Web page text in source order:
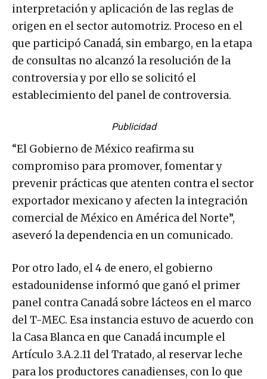
interpretación y aplicación de las reglas de
origen en el sector automotriz. Proceso en el
que participó Canadá, sin embargo, en la etapa
de consultas no alcanzó la resolución de la
controversia y por ello se solicitó el
establecimiento del panel de controversia.
Publicidad
“El Gobierno de México reafirma su
compromiso para promover, fomentar y
prevenir prácticas que atenten contra el sector
exportador mexicano y afecten la integración
comercial de México en América del Norte”,
aseveró la dependencia en un comunicado.
Por otro lado, el 4 de enero, el gobierno
estadounidense informó que ganó el primer
panel contra Canadá sobre lácteos en el marco
del T-MEC. Esa instancia estuvo de acuerdo con
la Casa Blanca en que Canadá incumple el
Artículo 3.A.2.11 del Tratado, al reservar leche
para los productores canadienses, con lo que